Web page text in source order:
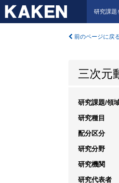
研究課題
前のページに戻
三次元
研究課題/領
研究種目
配分区分
研究分野
研究機関
研究代表者